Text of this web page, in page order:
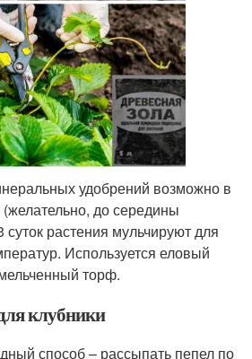
удобрений возможно в
до середины
растения мульчируют для
Используется еловый
торф.
клубники
способ – рассыпать пепел по